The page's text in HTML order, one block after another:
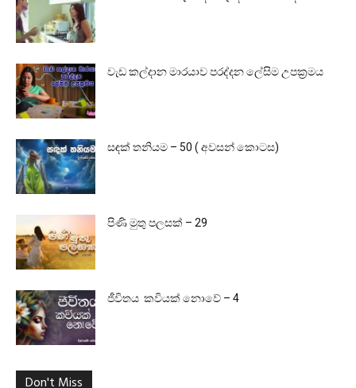
වැඩ කල්දාන මාරයාව පරද්දන ලේසිම උපක්‍රමය
සඳක් තනියම – 50 ( අවසන් කොටස)
පිණි මුතු පලසක් – 29
ජීවිතය කවියක් නොවේ – 4
Don't Miss